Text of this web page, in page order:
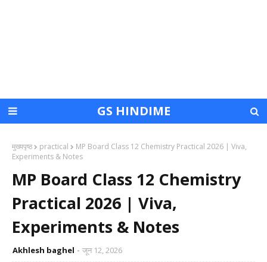
GS HINDIME
मुख्यपृष्ठ practical
MP Board Class 12 Chemistry Practical 2026 | Viva,
Experiments & Notes
MP Board Class 12 Chemistry
Practical 2026 | Viva,
Experiments & Notes
Akhlesh baghel जून 12, 2026